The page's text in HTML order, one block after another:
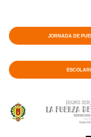
JORNADA DE